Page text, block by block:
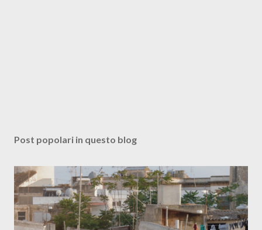
Post popolari in questo blog